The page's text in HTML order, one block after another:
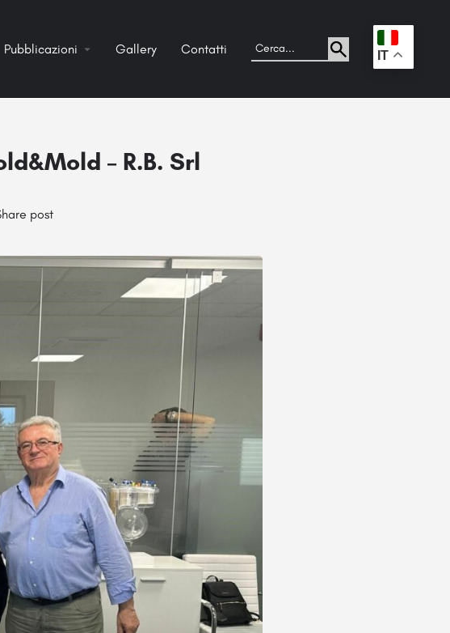
Pubblicazioni Gallery Contatti . IT
– R.B. Srl
post